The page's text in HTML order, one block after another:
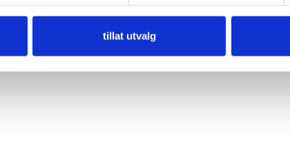
tillat utvalg